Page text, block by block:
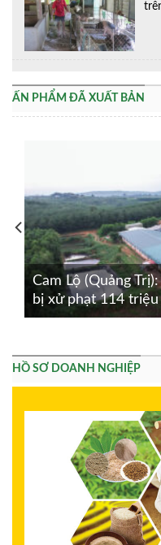
ẤN PHẨM ĐÃ XUẤT BẢN
Cam Lộ (Quảng
bị xử phạt 114 triệu
HỒ SƠ DOANH NGHIỆP